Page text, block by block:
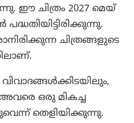
ഈ ചിത്രം 2027 മെയ്
ചിത്രങ്ങളുടെ
ഒരു മികച്ച
തെളിയിക്കുന്നു.